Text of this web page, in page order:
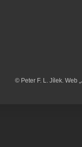
© Peter F. L. Jílek. Web